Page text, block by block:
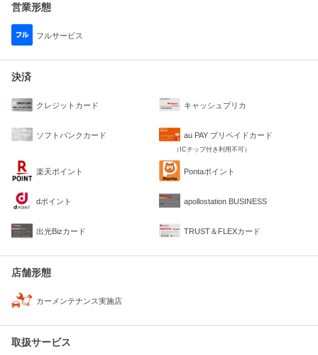
営業形態
フルサービス
決済
クレジットカード キャッシュプリカ
ソフトバンクカード au PAY プリペイドカード
（ICチップ付き利用不可）
楽天ポイント Pontaポイント
dポイント apollostation BUSINESS
出光Bizカード TRUST＆FLEXカード
店舗形態
カーメンテナンス実施店
取扱サービス